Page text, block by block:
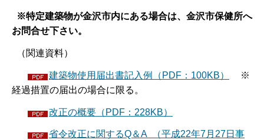
※特定建築物が金沢市内にある場合は、金沢市保健所へ
お問合せ下さい。
（関連資料）
建築物使用届出書記入例（PDF：100KB）
※
経過措置の届出の場合に限る。
改正の概要（PDF：228KB）
省令改正に関するQ＆A （平成22年7月27日事